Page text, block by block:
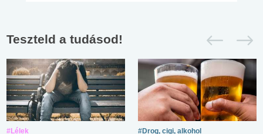
Teszteld a tudásod!
#Lélek #Drog, cigi, alkohol